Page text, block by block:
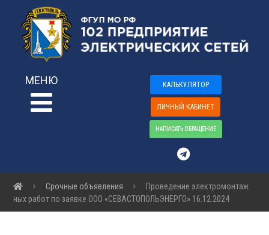
МЕНЮ КАЛЬКУЛЯТОР
ЛИЧНЫЙ КАБИНЕТ
НАПИСАТЬ ОБРАЩЕНИЕ
Срочные объявления
Проведение электромонтаж
ных работ по заявке ООО «СЕВАСТОПОЛЬЭНЕРГО» 16.12.2024